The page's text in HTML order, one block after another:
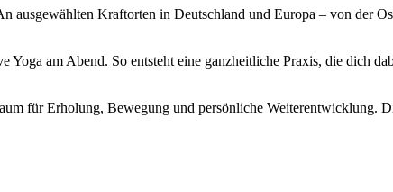
Kraftorten in Deutschland und Europa – von der
am Abend. So entsteht eine ganzheitliche Praxis, die dich
für Erholung, Bewegung und persönliche Weiterentwicklung.